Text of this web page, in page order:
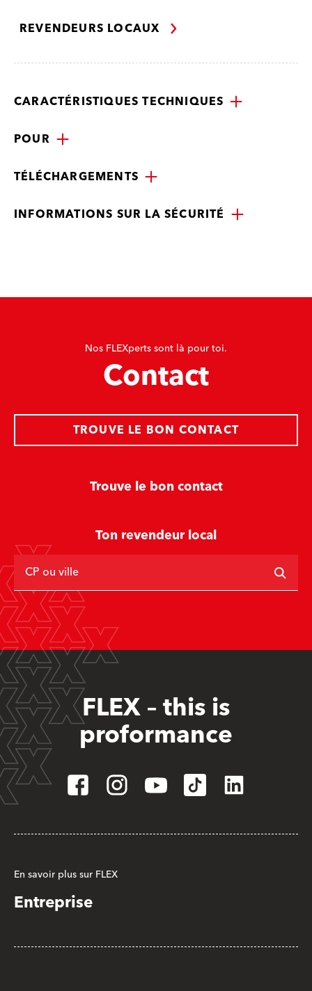
REVENDEURS LOCAUX
CARACTÉRISTIQUES TECHNIQUES
POUR
TÉLÉCHARGEMENTS
INFORMATIONS SUR LA SÉCURITÉ
Nos FLEXperts sont là pour toi.
Contact
Trouve le bon contact
TROUVE LE BON CONTACT
Ton revendeur local
CP ou ville
FLEX – this is
proformance
En savoir plus sur FLEX
Entreprise